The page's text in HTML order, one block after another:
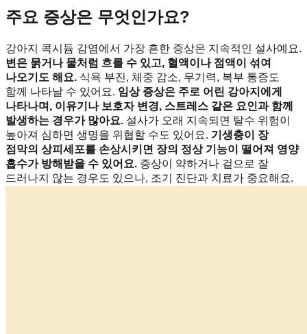
주요 증상은 무엇인가요?
강아지 콕시듐 감염에서 가장 흔한 증상은 지속적인 설사예요.
변은 묽거나 물처럼 흐를 수 있고, 혈액이나 점액이 섞여
나오기도 해요. 식욕 부진, 체중 감소, 무기력, 복부 통증도
함께 나타날 수 있어요. 임상 증상은 주로 어린 강아지에게
나타나며, 이유기나 보호자 변경, 스트레스 같은 요인과 함께
발생하는 경우가 많아요. 설사가 오래 지속되면 탈수 위험이
높아져 심하면 생명을 위협할 수도 있어요. 기생충이 장
점막의 상피세포를 손상시키면 장의 정상 기능이 떨어져 영양
흡수가 방해받을 수 있어요. 증상이 약하거나 겉으로 잘
드러나지 않는 경우도 있으나, 조기 진단과 치료가 중요해요.